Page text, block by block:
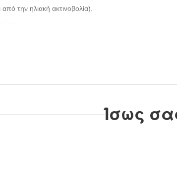
την ηλιακή ακτινοβολία).
κατανομή. Δεν στάζει.
Ίσως